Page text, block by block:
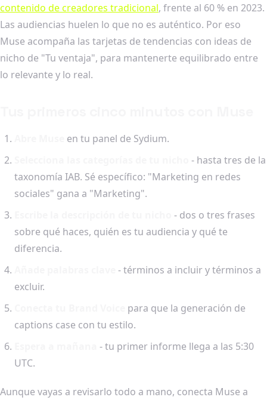
contenido de creadores tradicional, frente al 60 % en 2023.
Las audiencias huelen lo que no es auténtico. Por eso
Muse acompaña las tarjetas de tendencias con ideas de
nicho de "Tu ventaja", para mantenerte equilibrado entre
lo relevante y lo real.
en tu panel de Sydium.
- hasta tres de la
taxonomía IAB. Sé específico: "Marketing en redes
sociales" gana a "Marketing".
- dos o tres frases
sobre qué haces, quién es tu audiencia y qué te
diferencia.
- términos a incluir y términos a
excluir.
para que la generación de
captions case con tu estilo.
- tu primer informe llega a las 5:30
UTC.
Aunque vayas a revisarlo todo a mano, conecta Muse a